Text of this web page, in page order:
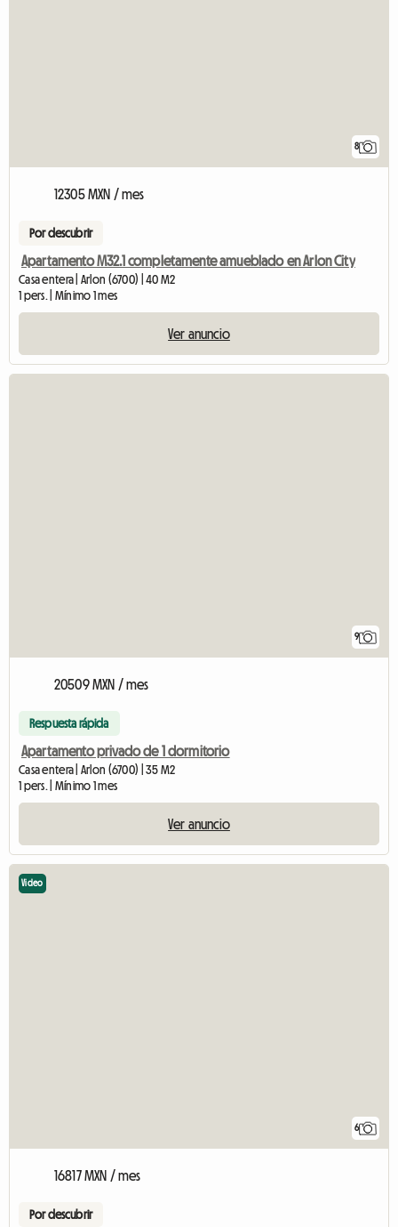
8
12305 MXN / mes
Por descubrir
Apartamento M32.1 completamente amueblado en Arlon City
Casa entera | Arlon (6700) | 40 M2
1 pers. | Mínimo 1 mes
Ver anuncio
9
20509 MXN / mes
Respuesta rápida
Apartamento privado de 1 dormitorio
Casa entera | Arlon (6700) | 35 M2
1 pers. | Mínimo 1 mes
Ver anuncio
6
Video
16817 MXN / mes
Por descubrir